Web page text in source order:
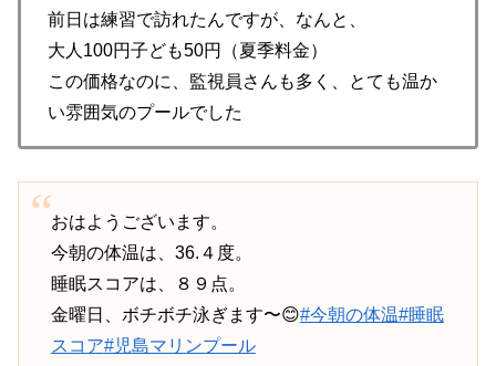
前日は練習で訪れたんですが、なんと、
大人100円子ども50円（夏季料金）
この価格なのに、監視員さんも多く、とても温か
い雰囲気のプールでした
おはようございます。
今朝の体温は、36.４度。
睡眠スコアは、８９点。
金曜日、ボチボチ泳ぎます〜😊#今朝の体温#睡眠
スコア#児島マリンプール